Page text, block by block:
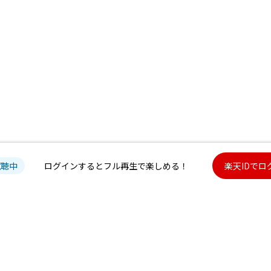
中 ログインするとフル再生で楽しめる！ 楽天IDでロ